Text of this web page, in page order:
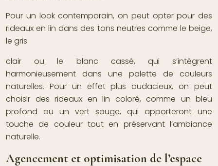
Pour un look contemporain, on peut opter pour des
rideaux en lin dans des tons neutres comme le beige,
le gris
clair ou le blanc cassé, qui s’intègrent
harmonieusement dans une palette de couleurs
naturelles. Pour un effet plus audacieux, on peut
choisir des rideaux en lin coloré, comme un bleu
profond ou un vert sauge, qui apporteront une
touche de couleur tout en préservant l’ambiance
naturelle.
Agencement et optimisation de l’espace